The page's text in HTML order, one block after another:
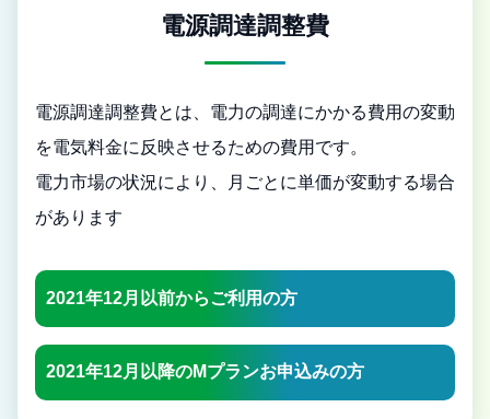
電源調達調整費
電源調達調整費とは、電力の調達にかかる費用の変動
を電気料金に反映させるための費用です。
電力市場の状況により、月ごとに単価が変動する場合
があります
2021年12月以前からご利用の方
2021年12月以降のMプランお申込みの方